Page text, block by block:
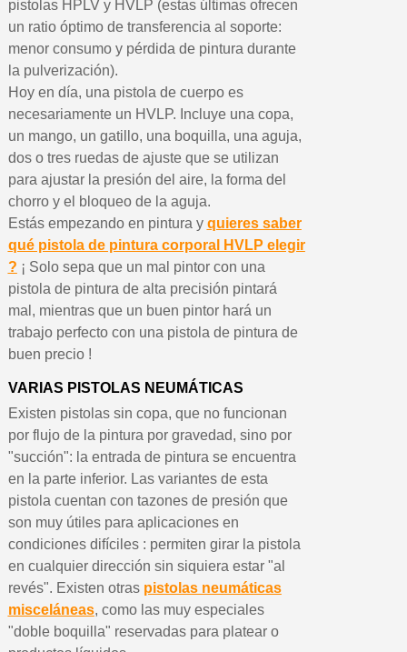
pistolas HPLV y HVLP (estas últimas ofrecen
un ratio óptimo de transferencia al soporte:
menor consumo y pérdida de pintura durante
la pulverización).
Hoy en día, una pistola de cuerpo es
necesariamente un HVLP. Incluye una copa,
un mango, un gatillo, una boquilla, una aguja,
dos o tres ruedas de ajuste que se utilizan
para ajustar la presión del aire, la forma del
chorro y el bloqueo de la aguja.
Estás empezando en pintura y quieres saber
qué pistola de pintura corporal HVLP elegir
? ¡ Solo sepa que un mal pintor con una
pistola de pintura de alta precisión pintará
mal, mientras que un buen pintor hará un
trabajo perfecto con una pistola de pintura de
buen precio !
VARIAS PISTOLAS NEUMÁTICAS
Existen pistolas sin copa, que no funcionan
por flujo de la pintura por gravedad, sino por
"succión": la entrada de pintura se encuentra
en la parte inferior. Las variantes de esta
pistola cuentan con tazones de presión que
son muy útiles para aplicaciones en
condiciones difíciles : permiten girar la pistola
en cualquier dirección sin siquiera estar "al
revés". Existen otras pistolas neumáticas
misceláneas, como las muy especiales
"doble boquilla" reservadas para platear o